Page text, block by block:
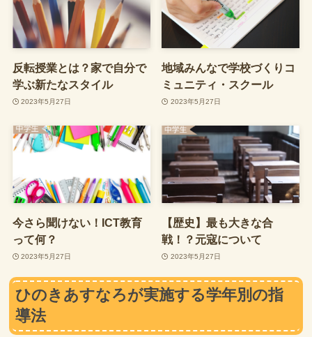
反転授業とは？家で自分で
学ぶ新たなスタイル
2023年5月27日
地域みんなで学校づくりコ
ミュニティ・スクール
2023年5月27日
今さら聞けない！ICT教育
って何？
2023年5月27日
【歴史】最も大きな合
戦！？元寇について
2023年5月27日
ひのきあすなろが実施する学年別の指
導法